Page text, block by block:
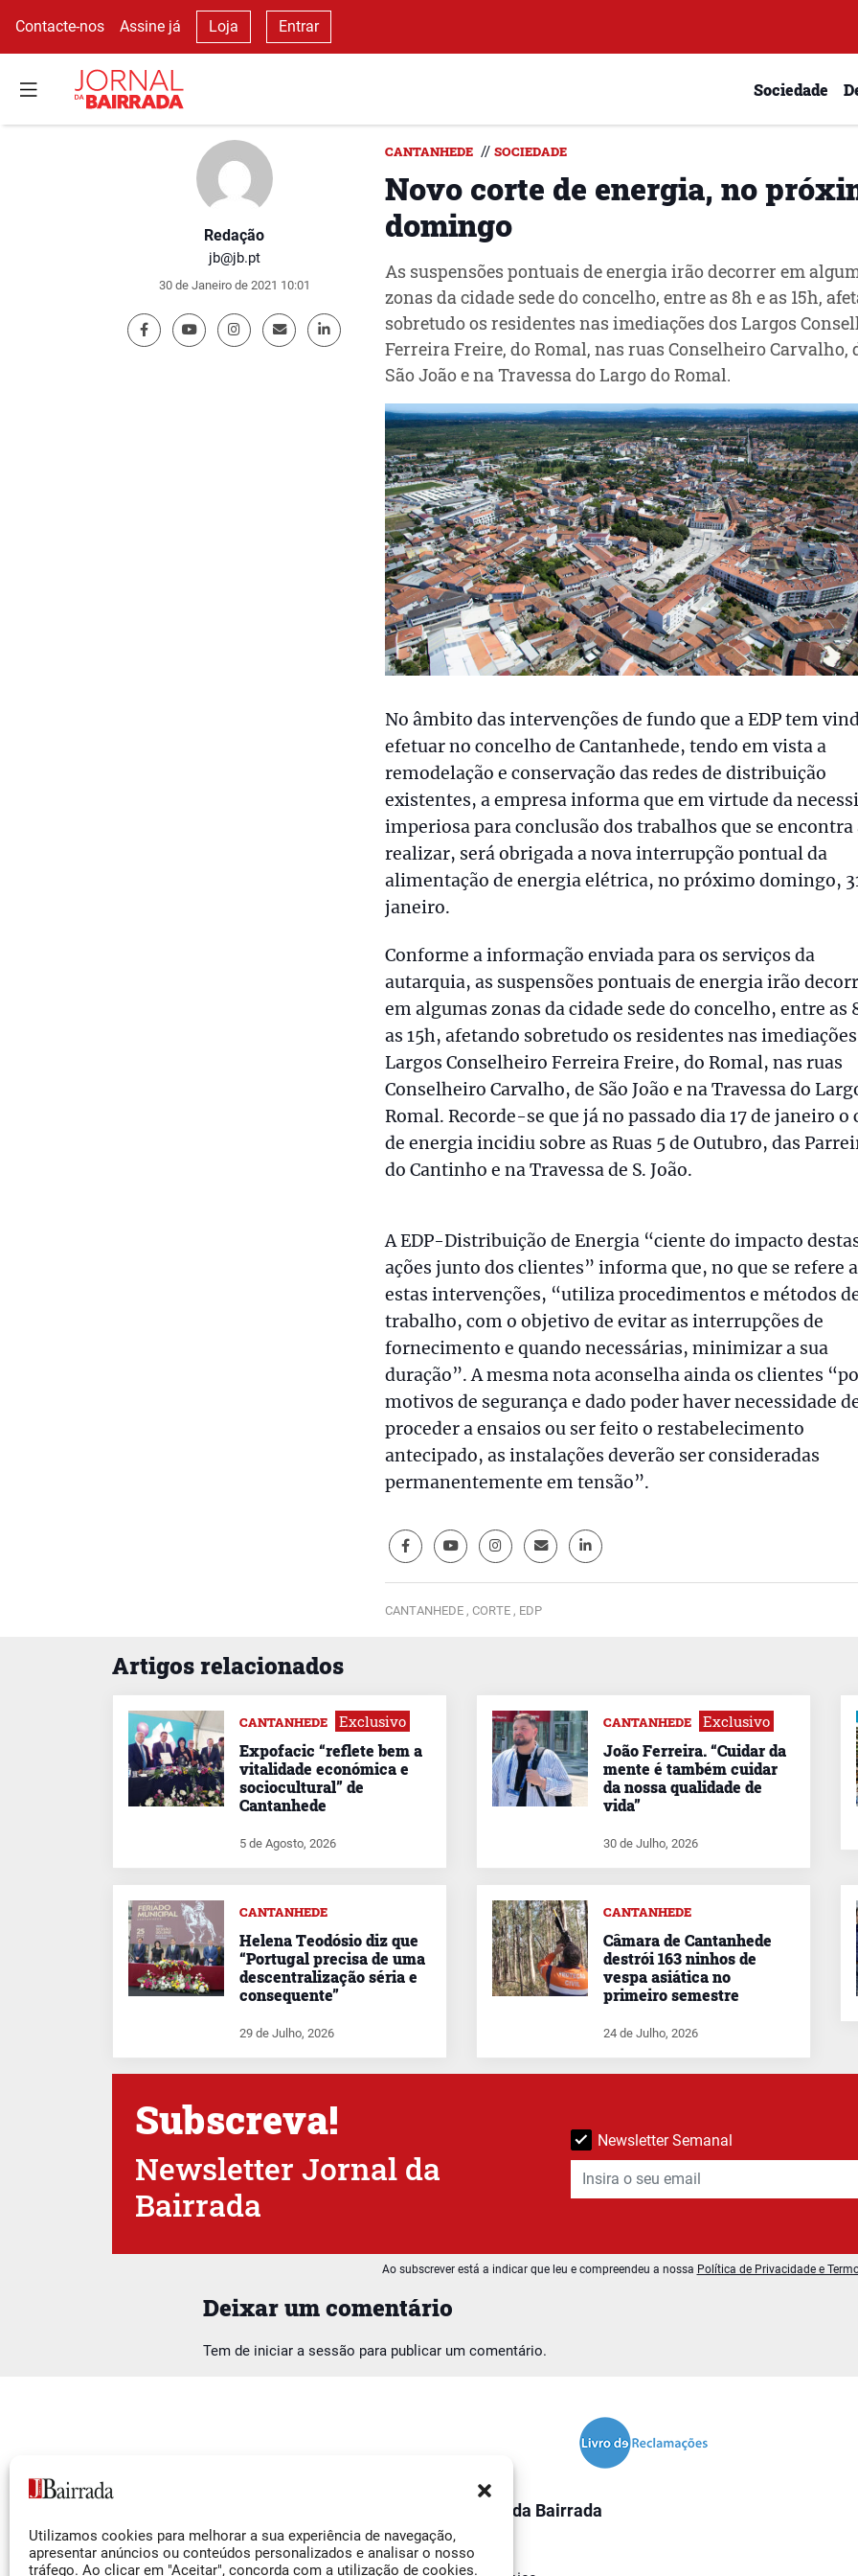
Utilizamos cookies para melhorar a sua experiência de navegação,
apresentar anúncios ou conteúdos personalizados e analisar o nosso
tráfego. Ao clicar em "Aceitar", concorda com a utilização de cookies.
Contacte-nos Assine já Loja Entrar
Sociedade
Redação
jb@jb.pt
30 de Janeiro de 2021 10:01
CANTANHEDE // SOCIEDADE
Novo corte de energia, no
domingo
As suspensões pontuais de energia irão decorrer em
zonas da cidade sede do concelho, entre as 8h e as 15h,
sobretudo os residentes nas imediações dos Largos
Ferreira Freire, do Romal, nas ruas Conselheiro Carvalho,
São João e na Travessa do Largo do Romal.
No âmbito das intervenções de fundo que a EDP tem
efetuar no concelho de Cantanhede, tendo em vista a
remodelação e conservação das redes de distribuição
existentes, a empresa informa que em virtude da
imperiosa para conclusão dos trabalhos que se encontra
realizar, será obrigada a nova interrupção pontual da
alimentação de energia elétrica, no próximo domingo,
janeiro.
Conforme a informação enviada para os serviços da
autarquia, as suspensões pontuais de energia irão
em algumas zonas da cidade sede do concelho, entre as
as 15h, afetando sobretudo os residentes nas
Largos Conselheiro Ferreira Freire, do Romal, nas ruas
Conselheiro Carvalho, de São João e na Travessa do
Romal. Recorde-se que já no passado dia 17 de janeiro o
de energia incidiu sobre as Ruas 5 de Outubro, das
do Cantinho e na Travessa de S. João.
A EDP-Distribuição de Energia “ciente do impacto
ações junto dos clientes” informa que, no que se refere a
estas intervenções, “utiliza procedimentos e métodos
trabalho, com o objetivo de evitar as interrupções de
fornecimento e quando necessárias, minimizar a sua
duração”. A mesma nota aconselha ainda os clientes
motivos de segurança e dado poder haver necessidade
proceder a ensaios ou ser feito o restabelecimento
antecipado, as instalações deverão ser consideradas
permanentemente em tensão”.
CANTANHEDE , CORTE , EDP
Artigos relacionados
Deixar um comentário
Tem de iniciar a sessão para publicar um comentário.
CANTANHEDE Exclusivo
Expofacic “reflete bem a
vitalidade económica e
sociocultural” de
Cantanhede
5 de Agosto, 2026
CANTANHEDE Exclusivo
João Ferreira. “Cuidar da
mente é também cuidar
da nossa qualidade de
vida”
30 de Julho, 2026
CANTANHEDE
Helena Teodósio diz que
“Portugal precisa de uma
descentralização séria e
consequente”
29 de Julho, 2026
CANTANHEDE
Câmara de Cantanhede
destrói 163 ninhos de
vespa asiática no
primeiro semestre
24 de Julho, 2026
Subscreva!
Newsletter Jornal da
Bairrada
Newsletter Semanal
Ao subscrever está a indicar que leu e compreendeu a nossa Política de Privacidade e
Facebook
O Jornal da Bairrada
Contactos